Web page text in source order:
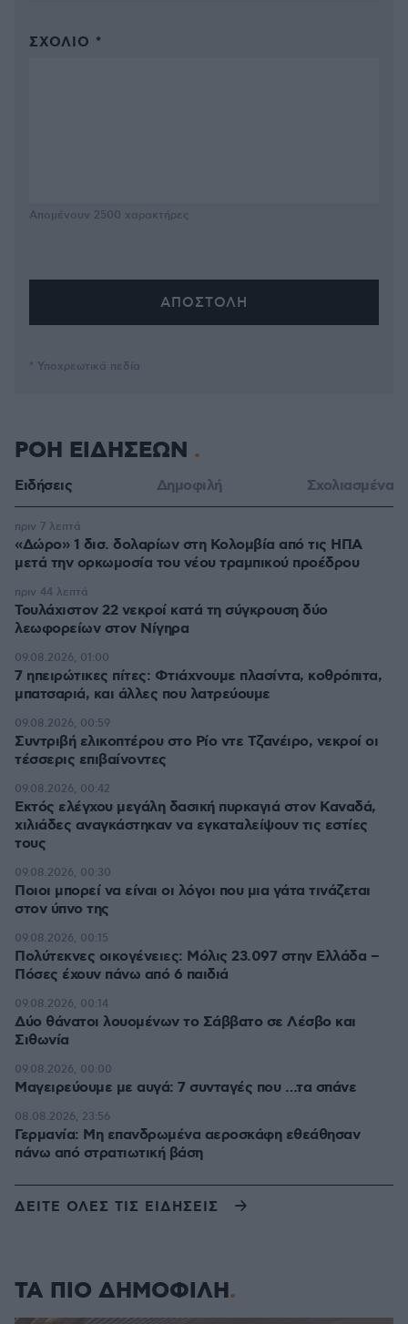
ΣΧΌΛΙΟ *
Απομένουν 2500 χαρακτήρες
* Υποχρεωτικά πεδία
ΡΟΗ ΕΙΔΗΣΕΩΝ
Ειδήσεις Δημοφιλή Σχολιασμένα
«Δώρο» 1 δισ. δολαρίων στη Κολομβία από τις ΗΠΑ
μετά την ορκωμοσία του νέου τραμπικού προέδρου
πριν 7 λεπτά
Τουλάχιστον 22 νεκροί κατά τη σύγκρουση δύο
λεωφορείων στον Νίγηρα
πριν 44 λεπτά
7 ηπειρώτικες πίτες: Φτιάχνουμε πλασίντα, κοθρόπιτα,
μπατσαριά, και άλλες που λατρεύουμε
09.08.2026, 01:00
Συντριβή ελικοπτέρου στο Ρίο ντε Τζανέιρο, νεκροί οι
τέσσερις επιβαίνοντες
09.08.2026, 00:59
Εκτός ελέγχου μεγάλη δασική πυρκαγιά στον Καναδά,
χιλιάδες αναγκάστηκαν να εγκαταλείψουν τις εστίες
τους
09.08.2026, 00:42
Ποιοι μπορεί να είναι οι λόγοι που μια γάτα τινάζεται
στον ύπνο της
09.08.2026, 00:30
Πολύτεκνες οικογένειες: Μόλις 23.097 στην Ελλάδα –
Πόσες έχουν πάνω από 6 παιδιά
09.08.2026, 00:15
Δύο θάνατοι λουομένων το Σάββατο σε Λέσβο και
Σιθωνία
09.08.2026, 00:14
Μαγειρεύουμε με αυγά: 7 συνταγές που …τα σπάνε
09.08.2026, 00:00
Γερμανία: Μη επανδρωμένα αεροσκάφη εθεάθησαν
πάνω από στρατιωτική βάση
08.08.2026, 23:56
ΔΕΙΤΕ ΟΛΕΣ ΤΙΣ ΕΙΔΗΣΕΙΣ
ΤΑ ΠΙΟ ΔΗΜΟΦΙΛΗ